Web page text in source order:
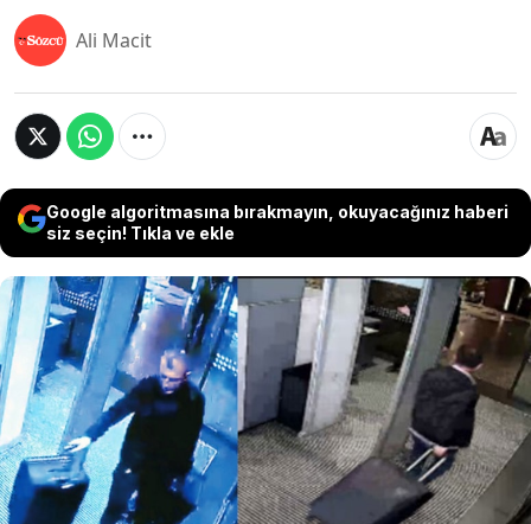
Ali Macit
Google algoritmasına bırakmayın, okuyacağınız haberi
siz seçin! Tıkla ve ekle
İBB soruşturması devam ederken iktidara
yakın basında yargısız infaz niteliğinde çok
sayıda yalan ortaya atılmıştı ancak o
iddiaların hiçbiri iddianamede yer almadı.